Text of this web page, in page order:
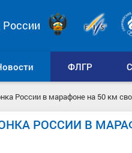
ФЛГР
России в марафоне на 50 км
РОССИИ В